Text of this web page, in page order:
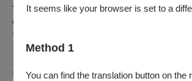
It seems like your browser is set to a
Method 1
You can find the translation button on the
僅是音樂上的享受，在曲目的設計也倍具
Act不會呈現在節目冊上，讓觀眾充滿想像
一樣，到演出那一刻一刻才揭曉謎底。除此
大師將Bach與其仰慕者的曲目交錯安排，
風情?會擦出什麼火花?節請拭目以待!邀請
音樂"!